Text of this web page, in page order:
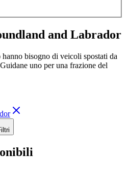
and Labrador
bisogno di veicoli spostati da
uno per una frazione del